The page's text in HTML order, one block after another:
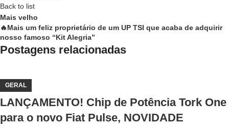
Back to list
Mais velho
🔥Mais um feliz proprietário de um UP TSI que acaba de adquirir
nosso famoso “Kit Alegria”
Postagens relacionadas
GERAL
LANÇAMENTO! Chip de Potência Tork One
para o novo Fiat Pulse, NOVIDADE